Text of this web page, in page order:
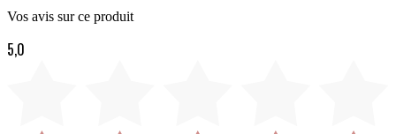
Vos avis sur ce produit
5,0